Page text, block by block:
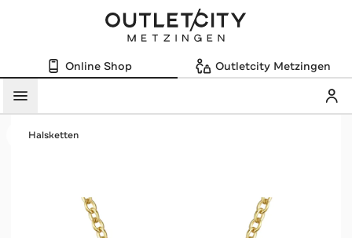
Online Shop Outletcity Metzingen
Menü
Halsketten